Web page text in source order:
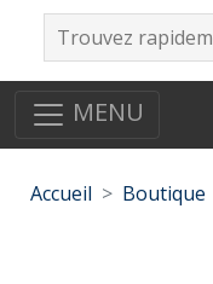
MENU
Accueil Boutique